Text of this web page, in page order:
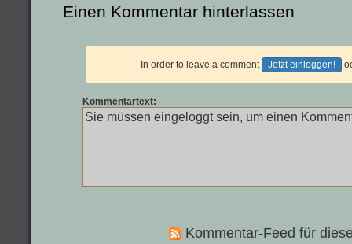
Einen Kommentar hinterlassen
In order to leave a comment Jetzt einloggen!
Kommentartext:
Kommentar-Feed für